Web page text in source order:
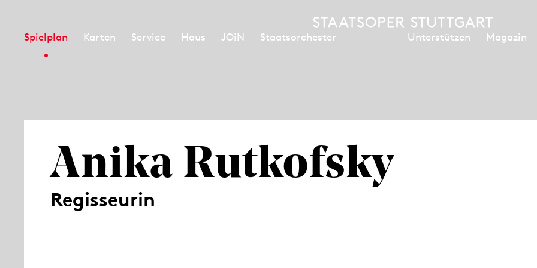
Spielplan Karten Service Haus JOiN Staatsorchester Unterstützen Magazin
Anika Rutkofsky
Regisseurin